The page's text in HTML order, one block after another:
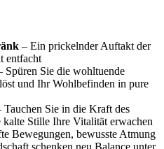
– Ein prickelnder Auftakt der
entfacht
Spüren Sie die wohltuende
und Ihr Wohlbefinden in pure
Tauchen Sie in die Kraft des
kalte Stille Ihre Vitalität erwachen
Bewegungen, bewusste Atmung